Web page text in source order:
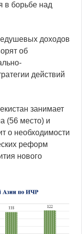
в борьбе над
доходов
об
действий
занимает
(56 место) и
о необходимости
реформ
нового